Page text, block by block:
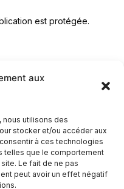
aux
utilisons des
stocker et/ou accéder aux
à ces technologies
telles que le comportement
Le fait de ne pas
peut avoir un effet négatif
est protégée.
3